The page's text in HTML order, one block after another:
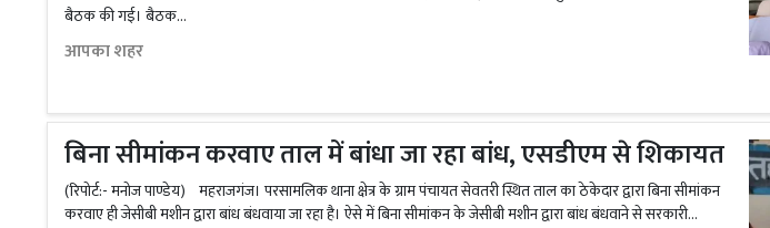
बैठक की गई। बैठक...
आपका शहर
बिना सीमांकन करवाए ताल में बांधा जा रहा बांध, एसडीएम से शिकायत
(रिपोर्ट:- मनोज पाण्डेय) महराजगंज। परसामलिक थाना क्षेत्र के ग्राम पंचायत सेवतरी स्थित ताल का ठेकेदार द्वारा बिना सीमांकन
करवाए ही जेसीबी मशीन द्वारा बांध बंधवाया जा रहा है। ऐसे में बिना सीमांकन के जेसीबी मशीन द्वारा बांध बंधवाने से सरकारी...